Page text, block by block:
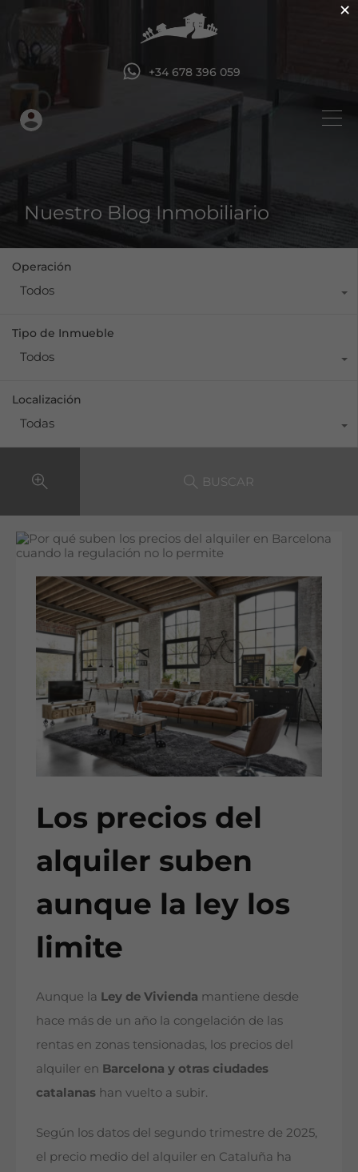
+34 678 396 059
Nuestro Blog Inmobiliario
Operación
Todos
Tipo de Inmueble
Todos
Localización
Todas
BUSCAR
Los precios del
alquiler suben
aunque la ley los
limite
Aunque la Ley de Vivienda mantiene desde
hace más de un año la congelación de las
rentas en zonas tensionadas, los precios del
alquiler en Barcelona y otras ciudades
catalanas han vuelto a subir.
Según los datos del segundo trimestre de 2025,
el precio medio del alquiler en Cataluña ha
×